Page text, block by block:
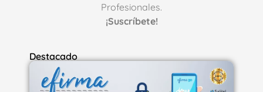
Profesionales.
¡Suscríbete!
Destacado